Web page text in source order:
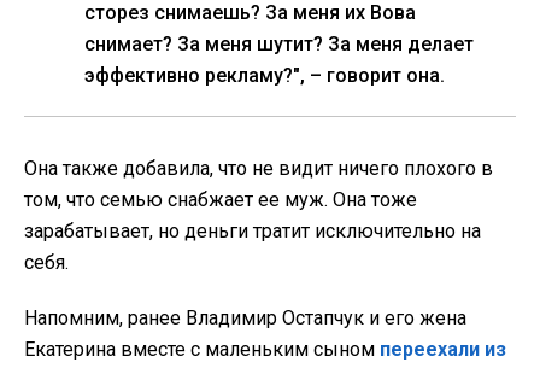
сторез снимаешь? За меня их Вова
снимает? За меня шутит? За меня делает
эффективно рекламу?", – говорит она.
Она также добавила, что не видит ничего плохого в
том, что семью снабжает ее муж. Она тоже
зарабатывает, но деньги тратит исключительно на
себя.
Напомним, ранее Владимир Остапчук и его жена
Екатерина вместе с маленьким сыном переехали из